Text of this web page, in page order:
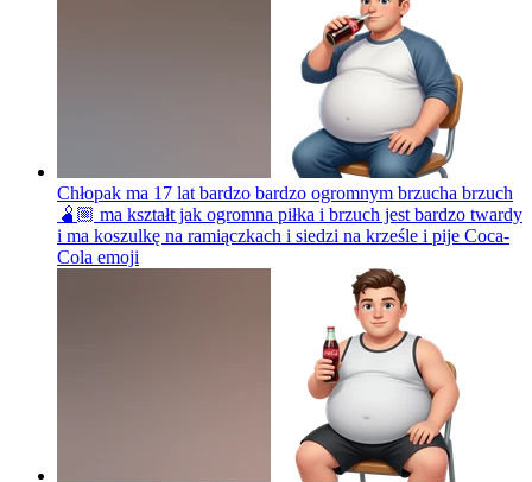
Chłopak ma 17 lat bardzo bardzo ogromnym brzucha brzuch
🫄🏼 ma kształt jak ogromna piłka i brzuch jest bardzo twardy
i ma koszulkę na ramiączkach i siedzi na krześle i pije Coca-
Cola emoji